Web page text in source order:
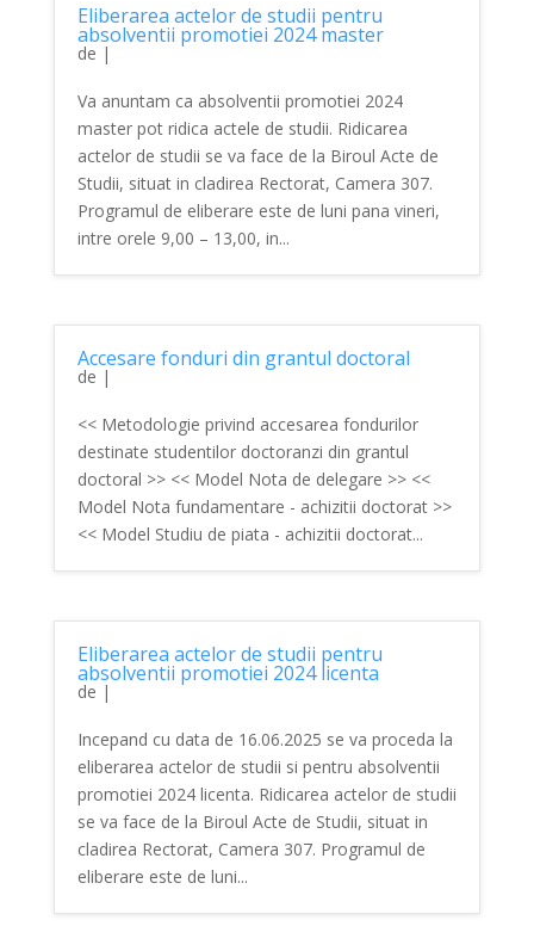
Eliberarea actelor de studii pentru
absolventii promotiei 2024 master
de |
Va anuntam ca absolventii promotiei 2024
master pot ridica actele de studii. Ridicarea
actelor de studii se va face de la Biroul Acte de
Studii, situat in cladirea Rectorat, Camera 307.
Programul de eliberare este de luni pana vineri,
intre orele 9,00 – 13,00, in...
Accesare fonduri din grantul doctoral
de |
<< Metodologie privind accesarea fondurilor
destinate studentilor doctoranzi din grantul
doctoral >> << Model Nota de delegare >> <<
Model Nota fundamentare - achizitii doctorat >>
<< Model Studiu de piata - achizitii doctorat...
Eliberarea actelor de studii pentru
absolventii promotiei 2024 licenta
de |
Incepand cu data de 16.06.2025 se va proceda la
eliberarea actelor de studii si pentru absolventii
promotiei 2024 licenta. Ridicarea actelor de studii
se va face de la Biroul Acte de Studii, situat in
cladirea Rectorat, Camera 307. Programul de
eliberare este de luni...